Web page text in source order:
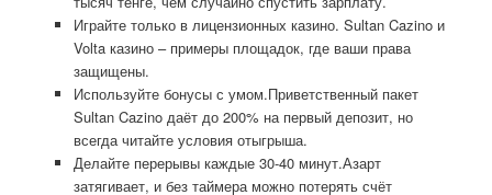
Играйте только в лицензионных казино. Sultan Cazino и
Volta казино – примеры площадок, где ваши права
защищены.
Используйте бонусы с умом.Приветственный пакет
Sultan Cazino даёт до 200% на первый депозит, но
всегда читайте условия отыгрыша.
Делайте перерывы каждые 30-40 минут.Азарт
затягивает, и без таймера можно потерять счёт